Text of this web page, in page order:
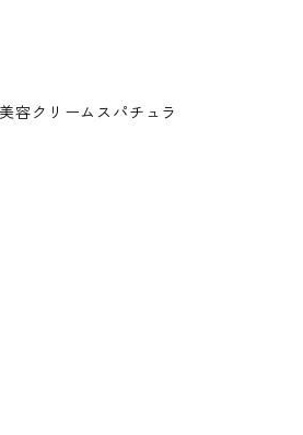
容クリームスパチュラ